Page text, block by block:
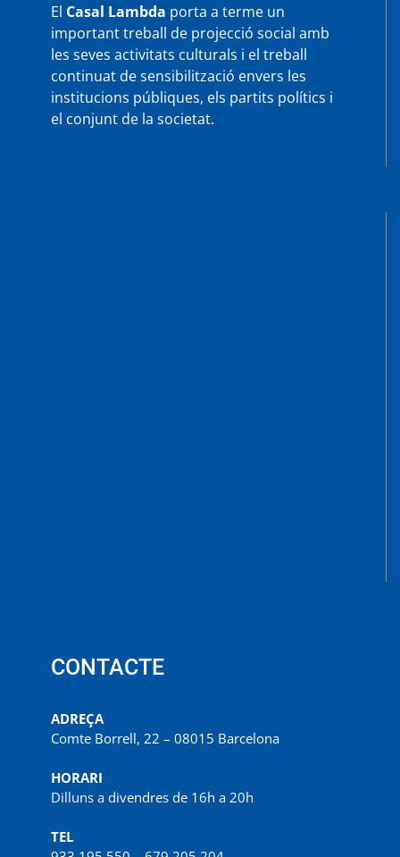
El Casal Lambda porta a terme un
important treball de projecció social amb
les seves activitats culturals i el treball
continuat de sensibilització envers les
institucions públiques, els partits polítics i
el conjunt de la societat.
CONTACTE
ADREÇA
Comte Borrell, 22 – 08015 Barcelona
HORARI
Dilluns a divendres de 16h a 20h
TEL